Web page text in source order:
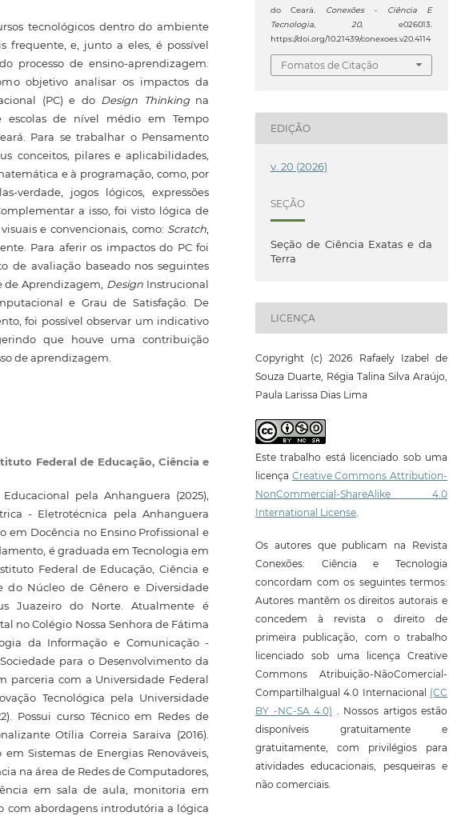
tecnológicos dentro do ambiente
frequente, e, junto a eles, é possível
processo de ensino-aprendizagem.
objetivo analisar os impactos da
(PC) e do Design Thinkingna
escolas de nível médio em Tempo
Para se trabalhar o Pensamento
conceitos, pilares e aplicabilidades,
e à programação, como, por
verdade, jogos lógicos, expressões
a isso, foi visto lógica de
e convencionais, como: Scratch
Para aferir os impactos do PC foi
de avaliação baseado nos seguintes
Aprendizagem, Design Instrucional
e Grau de Satisfação. De
foi possível observar um indicativo
que houve uma contribuição
de aprendizagem.
Federal de Educação, Ciência e
pela Anhanguera (2025),
- Eletrotécnica pela Anhanguera
em Docência no Ensino Profissional e
é graduada em Tecnologia em
Federal de Educação, Ciência e
do Núcleo de Gênero e Diversidade
Juazeiro do Norte. Atualmente é
no Colégio Nossa Senhora de Fátima
da Informação e Comunicação -
para o Desenvolvimento da
parceria com a Universidade Federal
Tecnológica pela Universidade
Possui curso Técnico em Redes de
Otília Correia Saraiva (2016).
Sistemas de Energias Renováveis,
na área de Redes de Computadores,
em sala de aula, monitoria em
com abordagens introdutória a lógica
do Ceará.
Conexões - Ciência E
Tecnologia, 20, e026013.
https://doi.org/10.21439/conexoes.v20.4114
Fomatos de Citação
EDIÇÃO
v. 20 (2026)
SEÇÃO
Seção de Ciência Exatas e da
Terra
LICENÇA
Copyright (c) 2026 Rafaely Izabel de
Souza Duarte, Régia Talina Silva Araújo,
Paula Larissa Dias Lima
Este trabalho está licenciado sob uma
licença Creative Commons Attribution-
NonCommercial-ShareAlike 4.0
International License
Os autores que publicam na Revista
Conexões: Ciência e Tecnologia
concordam com os seguintes termos:
Autores mantêm os direitos autorais e
concedem à revista o direito de
primeira publicação, com o trabalho
licenciado sob uma licença Creative
Commons Atribuição-NãoComercial-
CompartilhaIgual 4.0 Internacional (CC
BY -NC-SA 4.0) . Nossos artigos estão
disponíveis gratuitamente e
gratuitamente, com privilégios para
atividades educacionais, pesqueiras e
não comerciais.